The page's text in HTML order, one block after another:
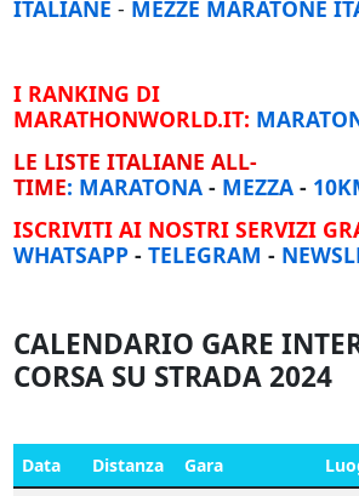
ITALIANE - MEZZE MARATONE
I RANKING DI
MARATHONWORLD.IT:
LE LISTE ITALIANE ALL-
TIME: MARATONA- MEZZA-
ISCRIVITI AI NOSTRI SERVIZI
WHATSAPP- TELEGRAM -
CALENDARIO GARE
CORSA SU STRADA 2024
Data Distanza Gara